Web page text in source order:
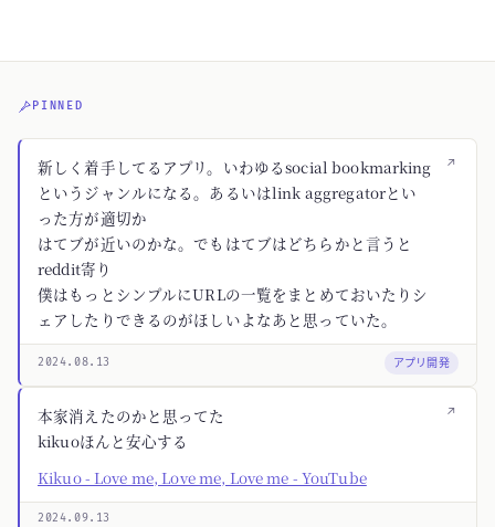
PINNED
↗
新しく着手してるアプリ。いわゆるsocial bookmarking
というジャンルになる。あるいはlink aggregatorとい
った方が適切か
はてブが近いのかな。でもはてブはどちらかと言うと
reddit寄り
僕はもっとシンプルにURLの一覧をまとめておいたりシ
ェアしたりできるのがほしいよなあと思っていた。
2024.08.13 アプリ開発
↗
本家消えたのかと思ってた
kikuoほんと安心する
Kikuo - Love me, Love me, Love me - YouTube
2024.09.13